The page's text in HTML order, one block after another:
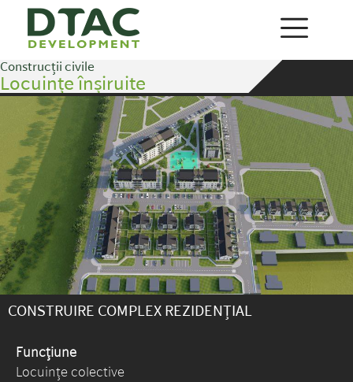
Construcții civile
Locuințe înșiruite
CONSTRUIRE COMPLEX REZIDENȚIAL
Funcțiune
Locuințe colective